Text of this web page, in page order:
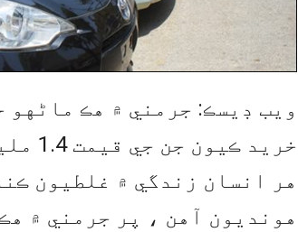
خريد ڪيون جن جي قيمت 1.4 ملين آهي.
هر انسان زندگي ۾ غلطيون
هونديون آهن ، پر جرمني ۾